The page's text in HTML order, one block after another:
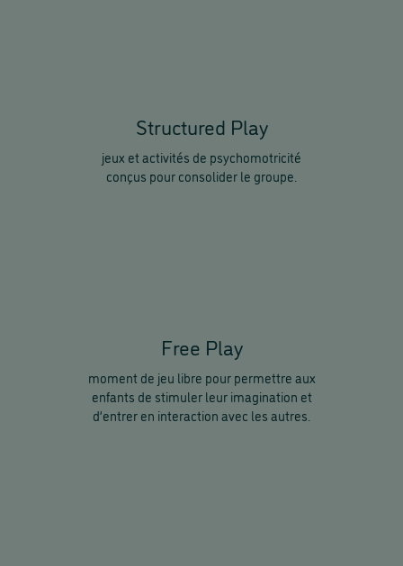
Structured Play
jeux et activités de psychomotricité
conçus pour consolider le groupe.
Free Play
moment de jeu libre pour permettre aux
enfants de stimuler leur imagination et
d’entrer en interaction avec les autres.